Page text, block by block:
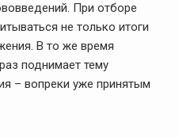
При отборе
не только итоги
В то же время
поднимает тему
– вопреки уже принятым